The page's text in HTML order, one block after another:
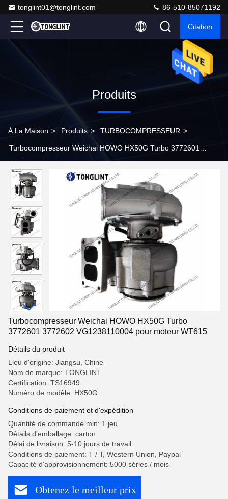
tonglint01@tonglint.com 86-510-85071192
Citation
Produits
À La Maison > Produits > TURBOCOMPRESSEUR >
Turbocompresseur Weichai HOWO HX50G Turbo 3772601
Turbocompresseur Weichai HOWO HX50G Turbo
3772601 3772602 VG1238110004 pour moteur WT615
Détails du produit
Lieu d'origine: Jiangsu, Chine
Nom de marque: TONGLINT
Certification: TS16949
Numéro de modèle: HX50G
Conditions de paiement et d'expédition
Quantité de commande min: 1 jeu
Détails d'emballage: carton
Délai de livraison: 5-10 jours de travail
Conditions de paiement: T / T, Western Union, Paypal
Capacité d'approvisionnement: 5000 séries / mois
Obtenez le meilleur prix